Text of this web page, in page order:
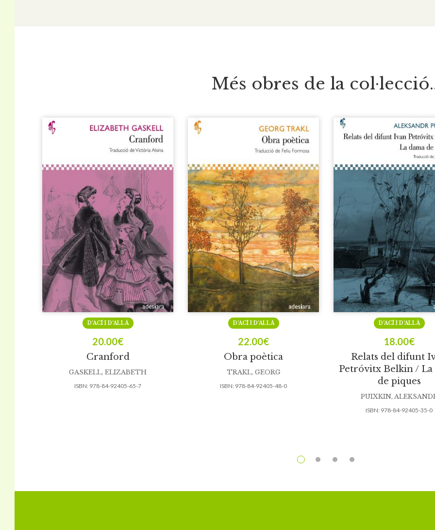
Més obres de la
Cranford
D’ACÍ I D’ALLÀ
20.00€
GASKELL, ELIZABETH
ISBN: 978-84-92405-65-7
Obra poètica
D’ACÍ I D’ALLÀ
22.00€
TRAKL, GEORG
ISBN: 978-84-92405-48-0
Relats del difunt
Petróvitx Belkin / La
de piques
D’ACÍ I D’ALLÀ
18.00€
PUIXKIN,
ISBN: 978-84-92405-35-0